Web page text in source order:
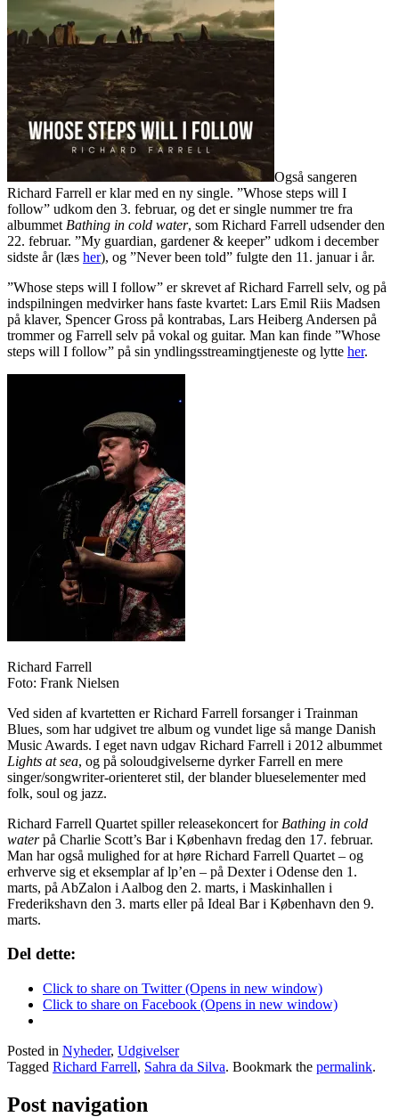
Også sangeren
Richard Farrell er klar med en ny single. ”Whose steps will I
follow” udkom den 3. februar, og det er single nummer tre fra
albummet Bathing in cold water, som Richard Farrell udsender den
22. februar. ”My guardian, gardener & keeper” udkom i december
sidste år (læs her), og ”Never been told” fulgte den 11. januar i år.
”Whose steps will I follow” er skrevet af Richard Farrell selv, og på
indspilningen medvirker hans faste kvartet: Lars Emil Riis Madsen
på klaver, Spencer Gross på kontrabas, Lars Heiberg Andersen på
trommer og Farrell selv på vokal og guitar. Man kan finde ”Whose
steps will I follow” på sin yndlingsstreamingtjeneste og lytte her.
Richard Farrell
Foto: Frank Nielsen
Ved siden af kvartetten er Richard Farrell forsanger i Trainman
Blues, som har udgivet tre album og vundet lige så mange Danish
Music Awards. I eget navn udgav Richard Farrell i 2012 albummet
Lights at sea, og på soloudgivelserne dyrker Farrell en mere
singer/songwriter-orienteret stil, der blander blueselementer med
folk, soul og jazz.
Richard Farrell Quartet spiller releasekoncert for Bathing in cold
waterpå Charlie Scott’s Bar i København fredag den 17. februar.
Man har også mulighed for at høre Richard Farrell Quartet – og
erhverve sig et eksemplar af lp’en – på Dexter i Odense den 1.
marts, på AbZalon i Aalbog den 2. marts, i Maskinhallen i
Frederikshavn den 3. marts eller på Ideal Bar i København den 9.
marts.
Del dette:
Click to share on Twitter (Opens in new window)
Click to share on Facebook (Opens in new window)
Posted in Nyheder, Udgivelser
Tagged Richard Farrell, Sahra da Silva. Bookmark the permalink.
Post navigation